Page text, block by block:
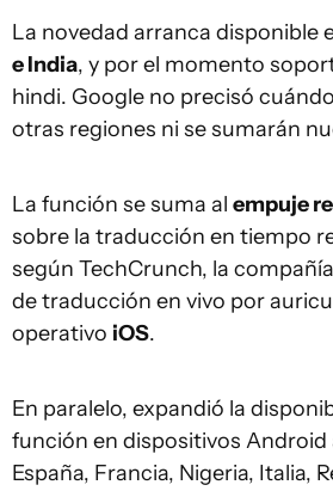
La novedad arranca disponible
e India, y por el momento
hindi. Google no precisó
otras regiones ni se sumarán
La función se suma al empuje
sobre la traducción en tiempo
según TechCrunch, la
de traducción en vivo por
operativo iOS.
En paralelo, expandió la
función en dispositivos Android
España, Francia, Nigeria, Italia,